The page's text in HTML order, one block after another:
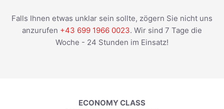
Falls Ihnen etwas unklar sein sollte, zögern Sie nicht uns
anzurufen +43 699 1966 0023. Wir sind 7 Tage die
Woche - 24 Stunden im Einsatz!
ECONOMY CLASS